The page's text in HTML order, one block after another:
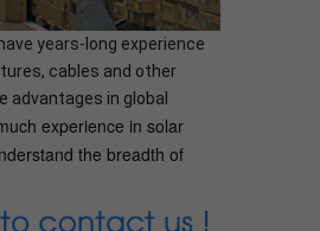
years-long experience
cables and other
advantages in global
experience in solar
the breadth of